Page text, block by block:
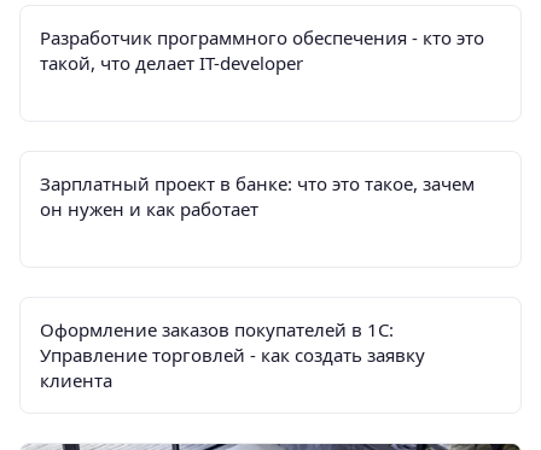
Разработчик программного обеспечения - кто это
такой, что делает IT-developer
Зарплатный проект в банке: что это такое, зачем
он нужен и как работает
Оформление заказов покупателей в 1С:
Управление торговлей - как создать заявку
клиента